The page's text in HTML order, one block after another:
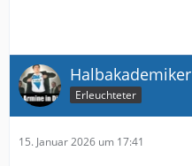
Halbakademiker
Erleuchteter
15. Januar 2026 um 17:41